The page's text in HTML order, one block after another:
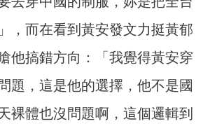
，而在看到黃安發文力挺黃郁
他搞錯方向：「我覺得黃安穿
題，這是他的選擇，他不是國
裸體也沒問題啊，這個邏輯到